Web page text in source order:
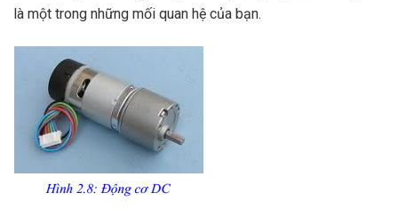
là một trong những mối quan hệ của bạn.